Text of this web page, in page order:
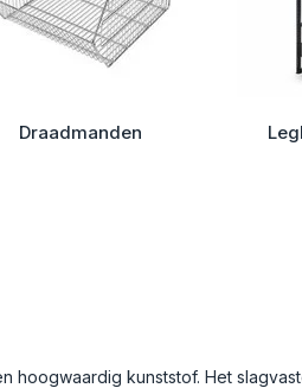
Draadmanden
hoogwaardig kunststof. Het